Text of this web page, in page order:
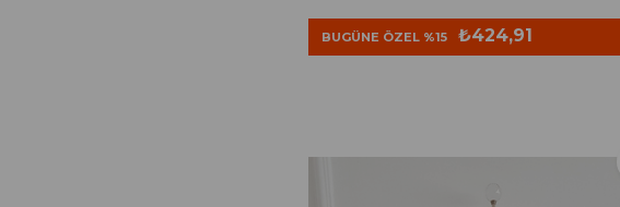
BUGÜNE ÖZEL %15 ₺424,91